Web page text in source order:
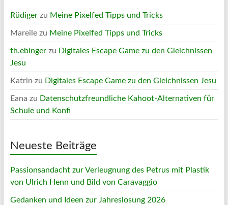
Rüdigerzu Meine Pixelfed Tipps und Tricks
Mareilezu Meine Pixelfed Tipps und Tricks
th.ebingerzu Digitales Escape Game zu den Gleichnissen
Jesu
Katrin zu Digitales Escape Game zu den Gleichnissen Jesu
Eana zu Datenschutzfreundliche Kahoot-Alternativen für
Schule und Konfi
Neueste Beiträge
Passionsandacht zur Verleugnung des Petrus mit Plastik
von Ulrich Henn und Bild von Caravaggio
Gedanken und Ideen zur Jahreslosung 2026